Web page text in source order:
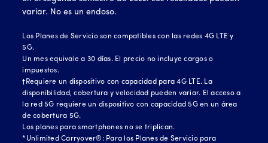
variar. No es un endoso.
Los Planes de Servicio son compatibles con las redes 4G LTE y
5G.
Un mes equivale a 30 días. El precio no incluye cargos o
impuestos.
†Requiere un dispositivo con capacidad para 4G LTE. La
disponibilidad, cobertura y velocidad pueden variar. El acceso a
la red 5G requiere un dispositivo con capacidad 5G en un área
de cobertura 5G.
Los planes para smartphones no se triplican.
*Unlimited Carryover®: Para los Planes de Servicio para